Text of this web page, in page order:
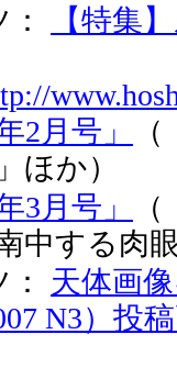
【特集
2月号」
ほか）
3月号」
中する肉
天体画
N3）投